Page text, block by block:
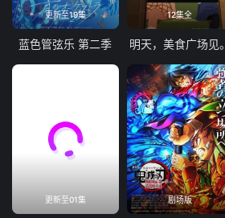
更新至19集
蓝色管弦乐 第二季
12集全
明天，美食广场见。
更新至01集 剧场版